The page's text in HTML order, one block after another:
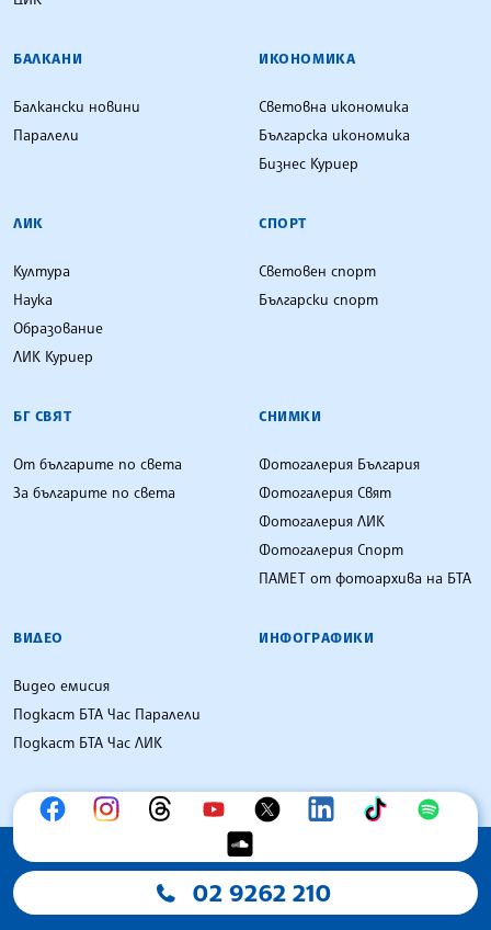
БАЛКАНИ
Балкански новини
Паралели
ИКОНОМИКА
Световна икономика
Българска икономика
Бизнес Куриер
ЛИК
Култура
Наука
Образование
ЛИК Куриер
СПОРТ
Световен спорт
Български спорт
БГ СВЯТ
От българите по света
За българите по света
СНИМКИ
Фотогалерия България
Фотогалерия Свят
Фотогалерия ЛИК
Фотогалерия Спорт
ПАМЕТ от фотоархива на БТА
ВИДЕО
Видео емисия
Подкаст БТА Час Паралели
Подкаст БТА Час ЛИК
ИНФОГРАФИКИ
02 9262 210